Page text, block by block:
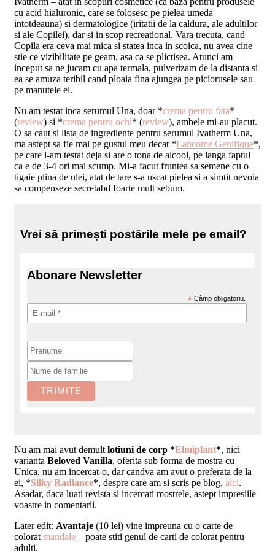
cu acid hialuronic, care se folosesc pe pielea umeda
intotdeauna) si dermatologice (iritatii de la caldura, ale adultilor
si ale Copilei), dar si in scop recreational. Vara trecuta, cand
Copila era ceva mai mica si statea inca in scoica, nu avea cine
stie ce vizibilitate pe geam, asa ca se plictisea. Atunci am
inceput sa ne jucam cu apa termala, pulverizam de la distanta si
ea se amuza teribil cand ploaia fina ajungea pe piciorusele sau
pe manutele ei.
Nu am testat inca serumul Una, doar *crema pentru fata*
(review) si *crema pentru ochi* (review), ambele mi-au placut.
O sa caut si lista de ingrediente pentru serumul Ivatherm Una,
ma astept sa fie mai pe gustul meu decat *Lancome Genifique*,
pe care l-am testat deja si are o tona de alcool, pe langa faptul
ca e de 3-4 ori mai scump. Mi-a facut fruntea sa semene cu o
tigaie plina de ulei, atat de tare s-a uscat pielea si a simtit nevoia
sa compenseze secretabd foarte mult sebum.
Vrei să primești postările mele pe email?
Abonare Newsletter
* Câmp obligatoriu.
Nu am mai avut demult lotiuni de corp *Elmiplant*, nici
varianta Beloved Vanilla, oferita sub forma de mostra cu
Unica, nu am incercat-o, dar candva am avut o preferata de la
ei, *Silky Radiance*, despre care am si scris pe blog, aici.
Asadar, daca luati revista si incercati mostrele, astept impresiile
voastre in comentarii.
Later edit: Avantaje (10 lei) vine impreuna cu o carte de
colorat mandale – poate stiti genul de carti de colorat pentru
adulti.